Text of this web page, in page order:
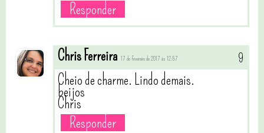
Responder
Chris Ferreira 17 de fevereiro de 2017 às 12:57
Cheio de charme. Lindo demais.
beijos
Chris
Responder